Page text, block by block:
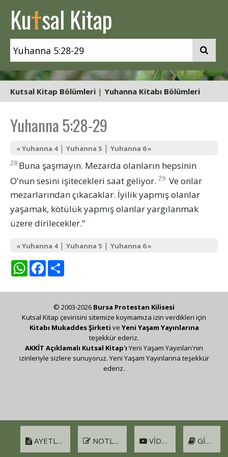
Kutsal Kitap
Kutsal Kitap Bölümleri | Yuhanna Kitabı Bölümleri
Yuhanna 5:28-29
« Yuhanna 4| Yuhanna 5 | Yuhanna 6 »
28 Buna şaşmayın. Mezarda olanların hepsinin
O'nun sesini işitecekleri saat geliyor. 29 Ve onlar
mezarlarından çıkacaklar. İyilik yapmış olanlar
yaşamak, kötülük yapmış olanlar yargılanmak
üzere dirilecekler.”
« Yuhanna 4| Yuhanna 5 | Yuhanna 6 »
WhatsAppFacebook
AYETLER NOTLAR VIDEO GIRIŞ
© 2003-2026 Bursa Protestan Kilisesi
Kutsal Kitap çevirisini sitemize koymamıza izin verdikleri için
Kitabı Mukaddes Şirketi ve Yeni Yaşam Yayınlarına
teşekkür ederiz.
AKKİT Açıklamalı Kutsal Kitap'ı Yeni Yaşam Yayınları'nın
izinleriyle sizlere sunuyoruz. Yeni Yaşam Yayınlarına teşekkür
ederiz.